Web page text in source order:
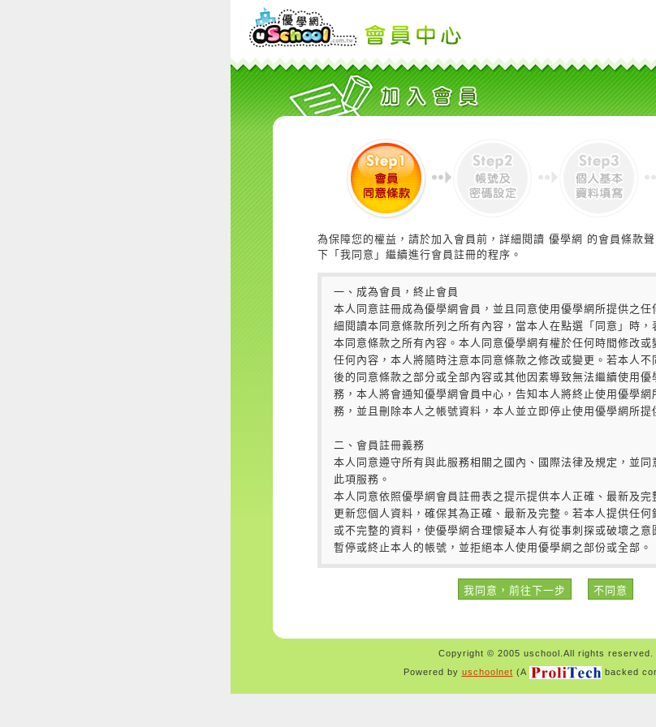
為保障您的權益，請於加入會員前，詳細閱讀 優學網 的會員條款
下「我同意」繼續進行會員註冊的程序。
Copyright © 2005 uschool.All rights reserved.
Powered by uschoolnet (A backed